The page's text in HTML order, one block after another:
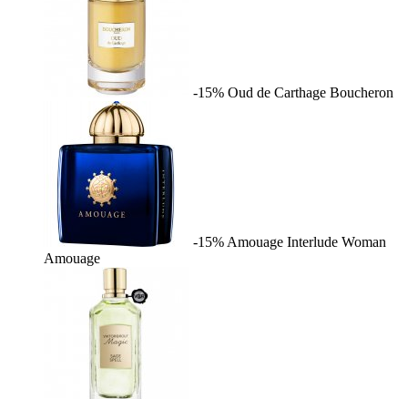
-15% Oud de Carthage Boucheron
-15% Amouage Interlude Woman
Amouage